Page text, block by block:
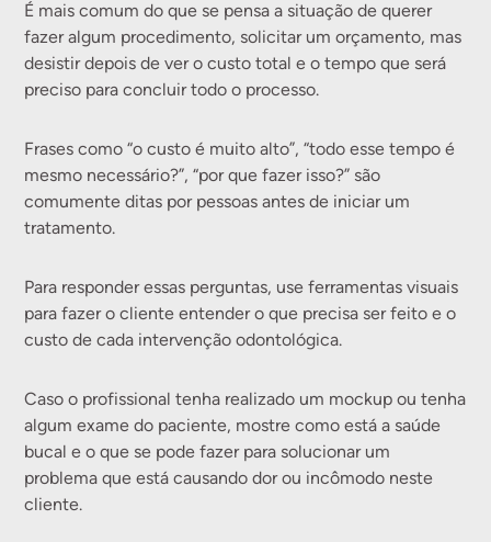
É mais comum do que se pensa a situação de querer
fazer algum procedimento, solicitar um orçamento, mas
desistir depois de ver o custo total e o tempo que será
preciso para concluir todo o processo.
Frases como “o custo é muito alto”, “todo esse tempo é
mesmo necessário?”, “por que fazer isso?” são
comumente ditas por pessoas antes de iniciar um
tratamento.
Para responder essas perguntas, use ferramentas visuais
para fazer o cliente entender o que precisa ser feito e o
custo de cada intervenção odontológica.
Caso o profissional tenha realizado um mockup ou tenha
algum exame do paciente, mostre como está a saúde
bucal e o que se pode fazer para solucionar um
problema que está causando dor ou incômodo neste
cliente.